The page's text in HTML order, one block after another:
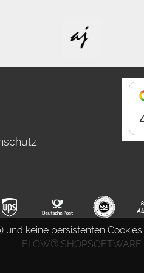
und keine persistenten Cookies.
FLOW® SHOPSOFTWARE